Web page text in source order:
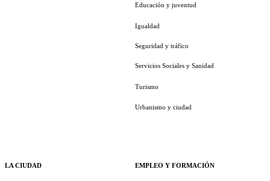
LA CIUDAD
Educación y juventud
Igualdad
Seguridad y tráfico
Servicios Sociales y Sanidad
Turismo
Urbanismo y ciudad
EMPLEO Y FORMACIÓN